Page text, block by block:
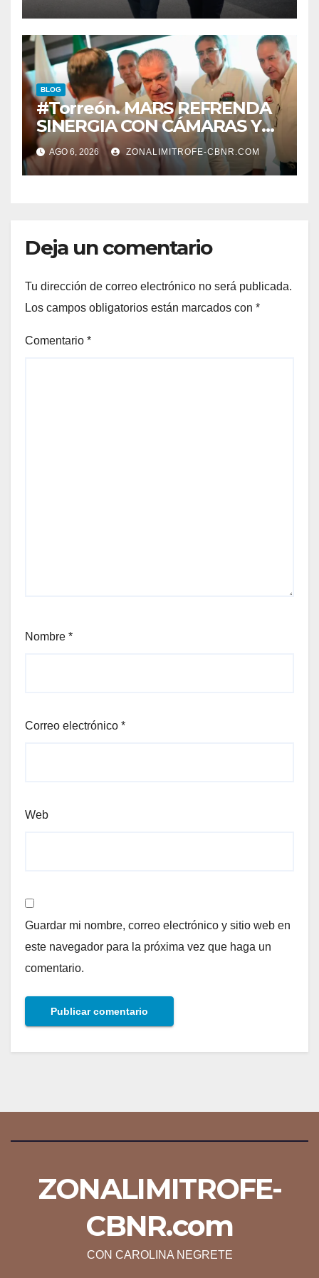
BLOG
#Torreón. MARS REFRENDA
SINERGIA CON CÁMARAS Y
ORGANISMOS, EN BENEFICIO
DEL DESARROLLO DE
TORREÓN
AGO 6, 2026 ZONALIMITROFE-CBNR.COM
Deja un comentario
Tu dirección de correo electrónico no será publicada.
Los campos obligatorios están marcados con *
Comentario *
Nombre *
Correo electrónico *
Web
Guardar mi nombre, correo electrónico y sitio web en
este navegador para la próxima vez que haga un
comentario.
ZONALIMITROFE-
CBNR.com
CON CAROLINA NEGRETE